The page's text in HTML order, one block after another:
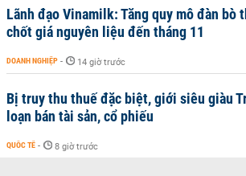
Lãnh đạo Vinamilk: Tăng quy mô đàn bò
chốt giá nguyên liệu đến tháng 11
DOANH NGHIỆP - 14 giờ trước
Bị truy thu thuế đặc biệt, giới siêu giàu
loạn bán tài sản, cổ phiếu
QUỐC TẾ - 8 giờ trước